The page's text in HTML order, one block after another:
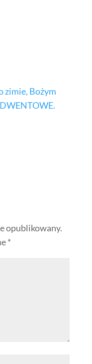
zimie, Bożym
opublikowany.
*